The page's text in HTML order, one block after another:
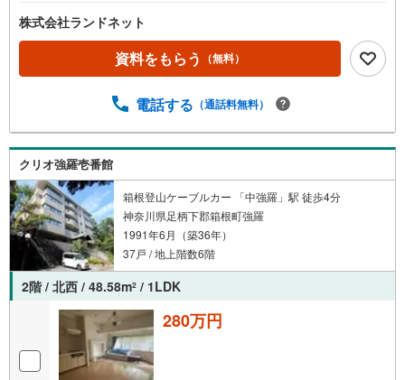
株式会社ランドネット
資料をもらう （無料）
電話する （通話料無料）
クリオ強羅壱番館
箱根登山ケーブルカー 「中強羅」駅 徒歩4分
神奈川県足柄下郡箱根町強羅
1991年6月（築36年）
37戸 / 地上階数6階
2階 / 北西 / 48.58m2 / 1LDK
280万円